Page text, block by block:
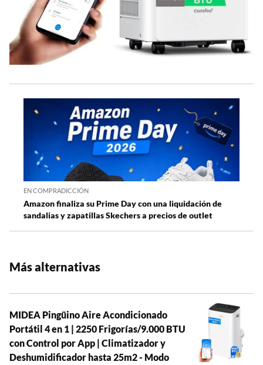
EN COMPRADICCIÓN
Amazon finaliza su Prime Day con una liquidación de
sandalias y zapatillas Skechers a precios de outlet
Más alternativas
MIDEA Pingüino Aire Acondicionado
Portátil 4 en 1 | 2250 Frigorías/9.000 BTU
con Control por App | Climatizador y
Deshumidificador hasta 25m2 - Modo